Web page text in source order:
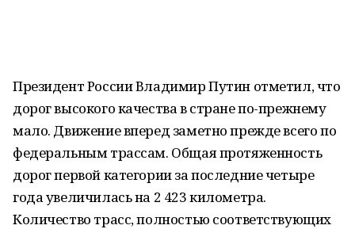
Президент России Владимир Путин отметил, что
дорог высокого качества в стране по-прежнему
мало. Движение вперед заметно прежде всего по
федеральным трассам. Общая протяженность
дорог первой категории за последние четыре
года увеличилась на 2 423 километра.
Количество трасс, полностью соответствующих